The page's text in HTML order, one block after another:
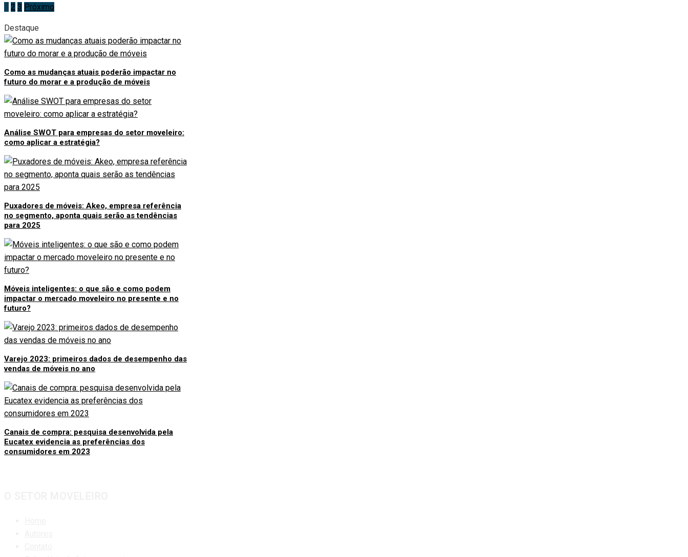
Paginação
de
posts
1 2 3 Próximo
Destaque
Como as mudanças atuais poderão impactar no
futuro do morar e a produção de móveis
Análise SWOT para empresas do setor moveleiro:
como aplicar a estratégia?
Puxadores de móveis: Akeo, empresa referência
no segmento, aponta quais serão as tendências
para 2025
Móveis inteligentes: o que são e como podem
impactar o mercado moveleiro no presente e no
futuro?
Varejo 2023: primeiros dados de desempenho das
vendas de móveis no ano
Canais de compra: pesquisa desenvolvida pela
Eucatex evidencia as preferências dos
consumidores em 2023